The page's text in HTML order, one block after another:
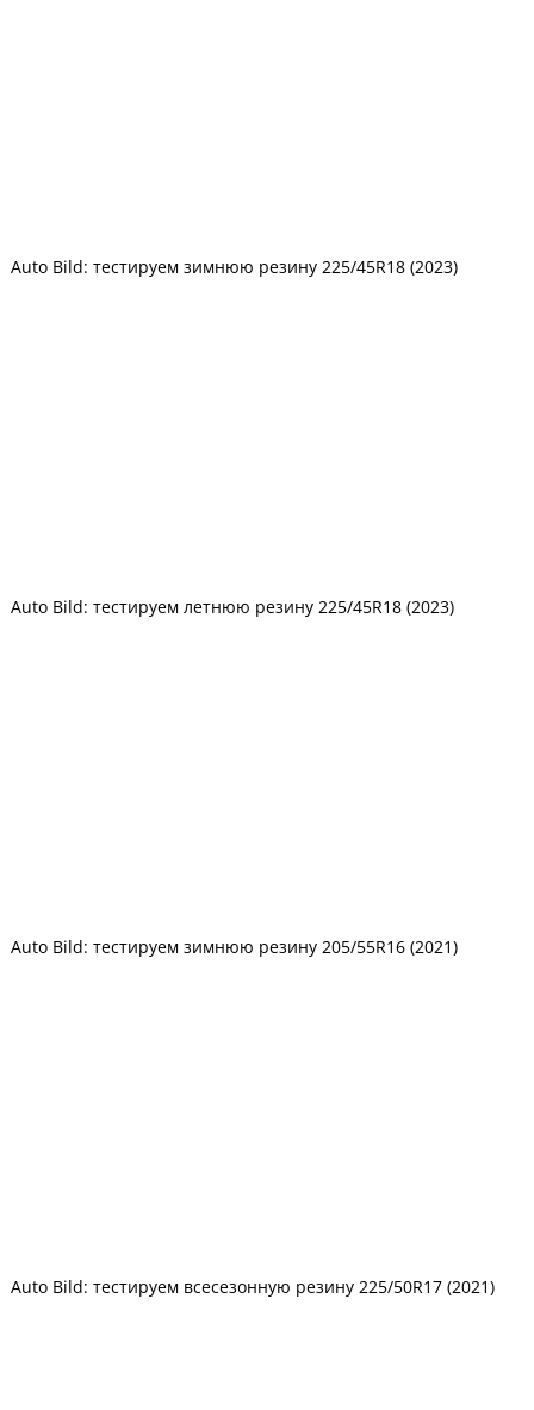
Auto Bild: тестируем зимнюю резину 225/45R18 (2023)
Auto Bild: тестируем летнюю резину 225/45R18 (2023)
Auto Bild: тестируем зимнюю резину 205/55R16 (2021)
Auto Bild: тестируем всесезонную резину 225/50R17 (2021)